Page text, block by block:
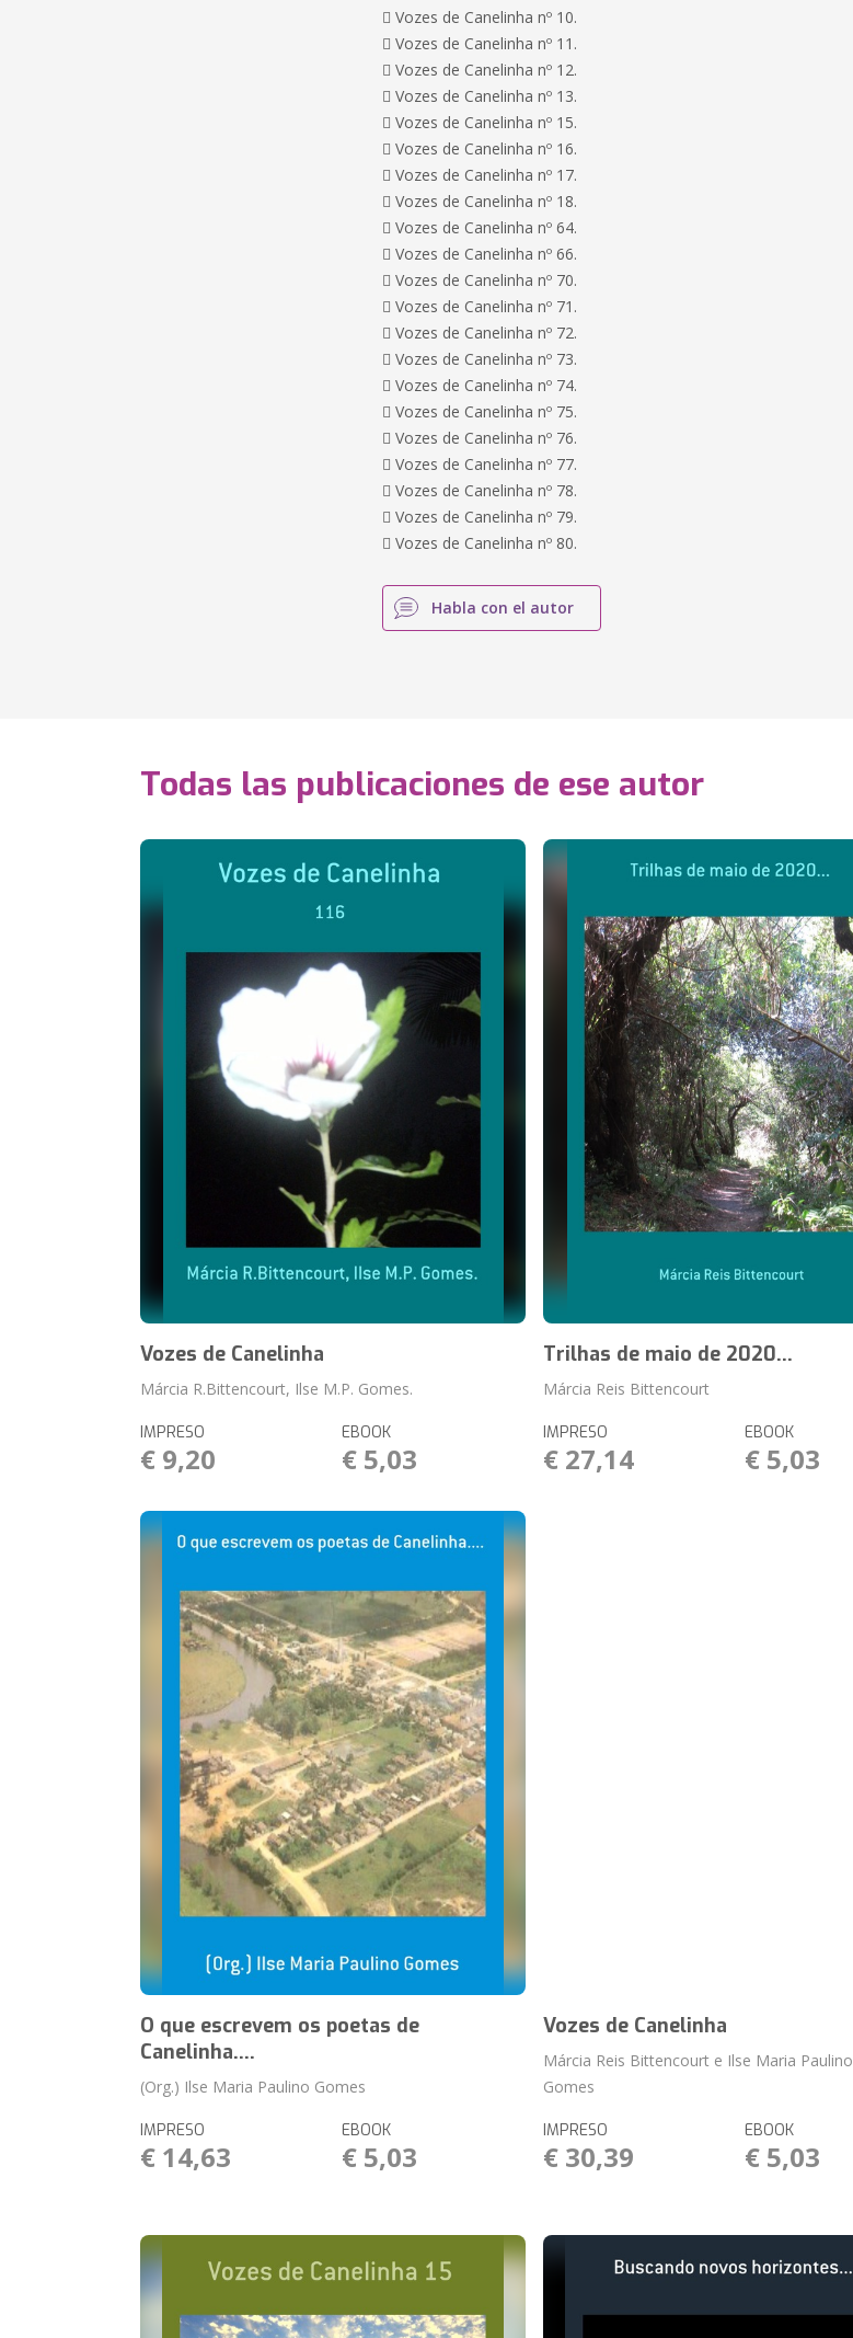
 Vozes de Canelinha nº 10.
 Vozes de Canelinha nº 11.
 Vozes de Canelinha nº 12.
 Vozes de Canelinha nº 13.
 Vozes de Canelinha nº 15.
 Vozes de Canelinha nº 16.
 Vozes de Canelinha nº 17.
 Vozes de Canelinha nº 18.
 Vozes de Canelinha nº 64.
 Vozes de Canelinha nº 66.
 Vozes de Canelinha nº 70.
 Vozes de Canelinha nº 71.
 Vozes de Canelinha nº 72.
 Vozes de Canelinha nº 73.
 Vozes de Canelinha nº 74.
 Vozes de Canelinha nº 75.
 Vozes de Canelinha nº 76.
 Vozes de Canelinha nº 77.
 Vozes de Canelinha nº 78.
 Vozes de Canelinha nº 79.
 Vozes de Canelinha nº 80.
Habla con el autor
Todas las publicaciones de ese autor
Vozes de Canelinha
Márcia R.Bittencourt, Ilse M.P. Gomes.
IMPRESO
€ 9,20
EBOOK
€ 5,03
Trilhas de maio de 2020...
Márcia Reis Bittencourt
IMPRESO
€ 27,14
EBOOK
€ 5,03
O que escrevem os poetas de
Canelinha....
(Org.) Ilse Maria Paulino Gomes
IMPRESO
€ 14,63
EBOOK
€ 5,03
Vozes de Canelinha
Márcia Reis Bittencourt e Ilse Maria Paulino
Gomes
IMPRESO
€ 30,39
EBOOK
€ 5,03